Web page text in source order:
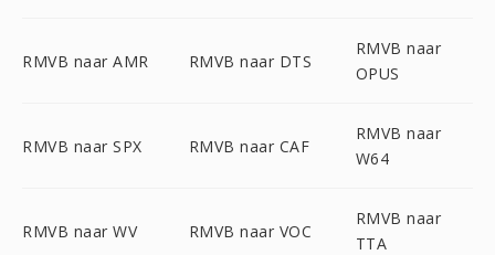
RMVB naar AMR RMVB naar DTS
RMVB naar
OPUS
RMVB naar SPX RMVB naar CAF
RMVB naar
W64
RMVB naar WV RMVB naar VOC
RMVB naar
TTA